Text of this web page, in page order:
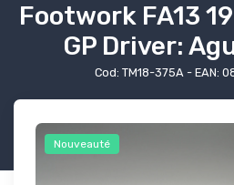
Footwork FA13
GP Driver:
Cod: TM18-375A - EAN:
Nouveauté